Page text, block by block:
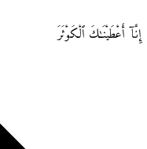
إِنَّآ أَعْطَيْنَـٰكَ ٱلْكَوْثَرَ